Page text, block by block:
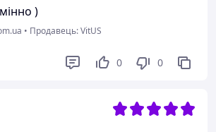
)
• Продавець: VitUS
0 0